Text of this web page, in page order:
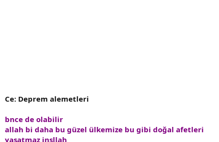
Ce: Deprem alemetleri
bnce de olabilir
allah bi daha bu güzel ülkemize bu gibi doğal afetleri
yaşatmaz inşllah